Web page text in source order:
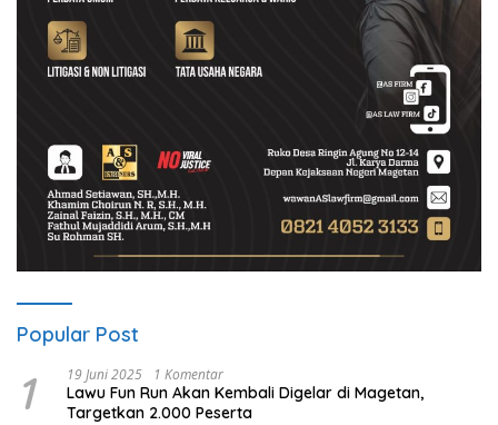
Popular Post
1 19 Juni 2025 1 Komentar
Lawu Fun Run Akan Kembali Digelar di Magetan,
Targetkan 2.000 Peserta